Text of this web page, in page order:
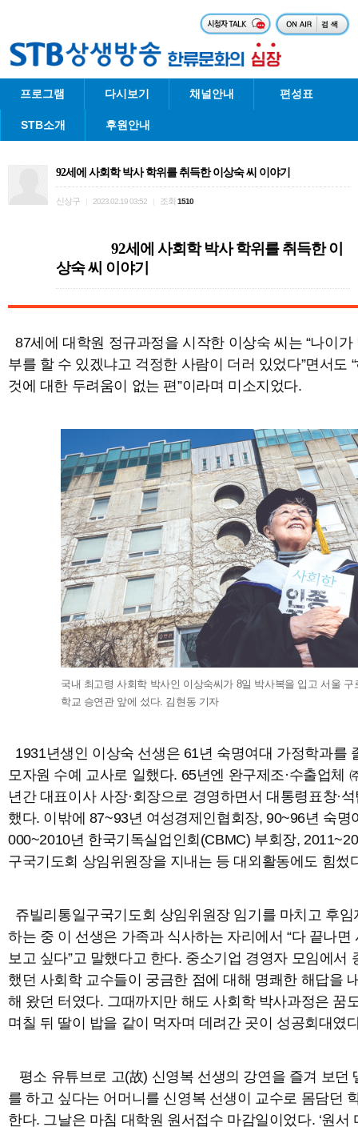
프로그램 다시보기 채널안내 편성표
STB소개 후원안내
92세에 사회학 박사 학위를 취득한 이상숙 씨 이야기
신상구 2023.02.19 03:52 조회 1510
92세에 사회학 박사 학위를 취득한 이
상숙 씨 이야기
87세에 대학원 정규과정을 시작한 이상숙 씨는 “나이
부를 할 수 있겠냐고 걱정한 사람이 더러 있었다”면서도
것에 대한 두려움이 없는 편”이라며 미소지었다.
국내 최고령 사회학 박사인 이상숙씨가 8일 박사복을 입고 서울 구
학교 승연관 앞에 섰다. 김현동 기자
1931년생인 이상숙 선생은 61년 숙명여대 가정학과를
모자원 수예 교사로 일했다. 65년엔 완구제조·수출업체
년간 대표이사 사장·회장으로 경영하면서 대통령표창·
했다. 이밖에 87~93년 여성경제인협회장, 90~96년 숙명
000~2010년 한국기독실업인회(CBMC) 부회장,
구국기도회 상임위원장을 지내는 등 대외활동에도 힘썼
쥬빌리통일구국기도회 상임위원장 임기를 마치고 후
하는 중 이 선생은 가족과 식사하는 자리에서 “다 끝나면
보고 싶다”고 말했다고 한다. 중소기업 경영자 모임에서
했던 사회학 교수들이 궁금한 점에 대해 명쾌한 해답을
해 왔던 터였다. 그때까지만 해도 사회학 박사과정은 꿈
며칠 뒤 딸이 밥을 같이 먹자며 데려간 곳이 성공회대였
평소 유튜브로 고(故) 신영복 선생의 강연을 즐겨 보던
를 하고 싶다는 어머니를 신영복 선생이 교수로 몸담던
한다. 그날은 마침 대학원 원서접수 마감일이었다. ‘원서